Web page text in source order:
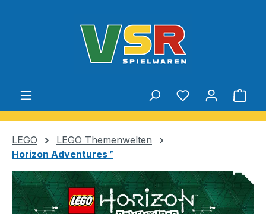
Du hast 0
LEGO
LEGO Themenwelten
Horizon Adventures™